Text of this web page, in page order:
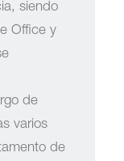
siendo
Office y
de
varios
de